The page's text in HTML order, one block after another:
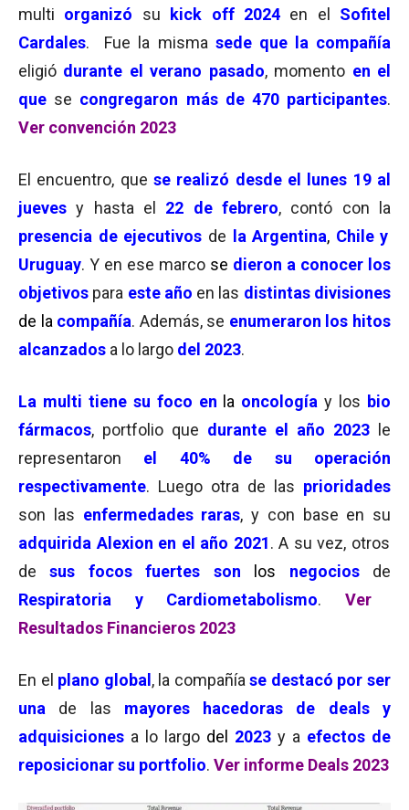
multi organizó su kick off 2024 en el Sofitel
Cardales. Fue la misma sede que la compañía
eligió durante el verano pasado, momento en el
que se congregaron más de 470 participantes.
Ver convención 2023
El encuentro, que se realizó desde el lunes 19 al
juevesy hasta el 22 de febrero, contó con la
presencia de ejecutivos de la Argentina, Chile y
Uruguay. Y en ese marco se dieron a conocer los
objetivos para este año en las distintas divisiones
de la compañía. Además, se enumeraron los hitos
alcanzados a lo largo del 2023.
La multi tiene su foco en la oncología y los bio
fármacos, portfolio que durante el año 2023 le
representaron el 40% de su operación
respectivamente. Luego otra de las prioridades
son las enfermedades raras, y con base en su
adquirida Alexion en el año 2021. A su vez, otros
desus focos fuertes son los negocios de
Respiratoria y Cardiometabolismo. Ver
Resultados Financieros 2023
En el plano global , la compañíase destacó por ser
una de las mayores hacedoras de deals y
adquisiciones a lo largo del 2023 y a efectos de
reposicionar su portfolio. Ver informe Deals 2023